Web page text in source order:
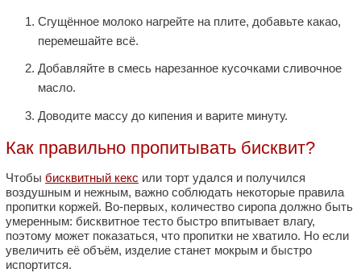
Сгущённое молоко нагрейте на плите, добавьте какао,
перемешайте всё.
Добавляйте в смесь нарезанное кусочками сливочное
масло.
Доводите массу до кипения и варите минуту.
Как правильно пропитывать бисквит?
Чтобы бисквитный кекс или торт удался и получился
воздушным и нежным, важно соблюдать некоторые правила
пропитки коржей. Во-первых, количество сиропа должно быть
умеренным: бисквитное тесто быстро впитывает влагу,
поэтому может показаться, что пропитки не хватило. Но если
увеличить её объём, изделие станет мокрым и быстро
испортится.